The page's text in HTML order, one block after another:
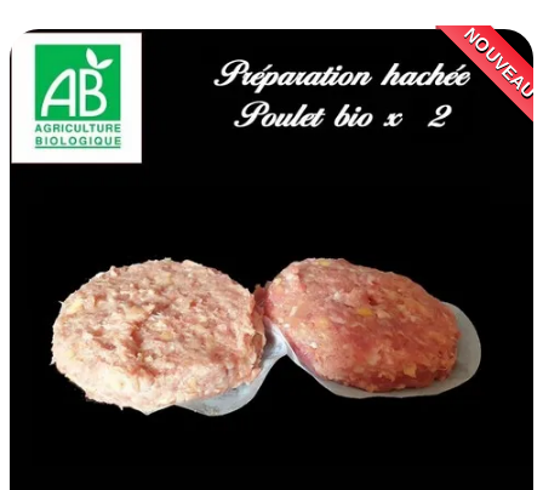
VEAU BIO
PORC BIO
AGNEAU BIO
NOS COLIS VIANDE
CUISSON RAPIDE▼
BARBECUE BRASERO
TRIPERIE
NOUVEAU